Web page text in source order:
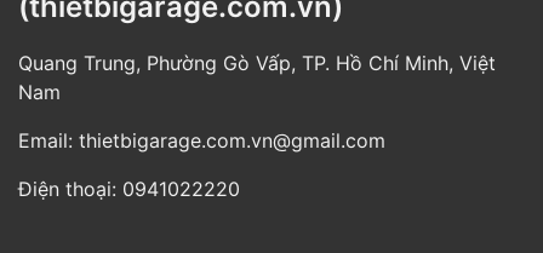
Quang Trung, Phường Gò Vấp, TP. Hồ Chí Minh, Việt
Nam
Email: thietbigarage.com.vn@gmail.com
Điện thoại: 0941022220